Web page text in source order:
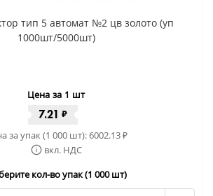
тип 5 автомат №2 цв золото (уп
1000шт/5000шт)
Цена за 1 шт
7.21 ₽
за упак (1 000 шт):6002.13₽
вкл. НДС
кол-во упак (1 000 шт)